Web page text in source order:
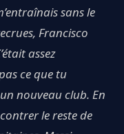
sans le
Francisco
assez
ce que tu
nouveau club. En
le reste de